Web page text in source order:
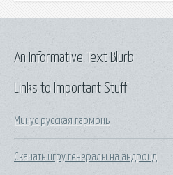
Links to Important Stuff
Минус русская гармонь
Скачать игру генералы на андроид
An Informative Text Blurb